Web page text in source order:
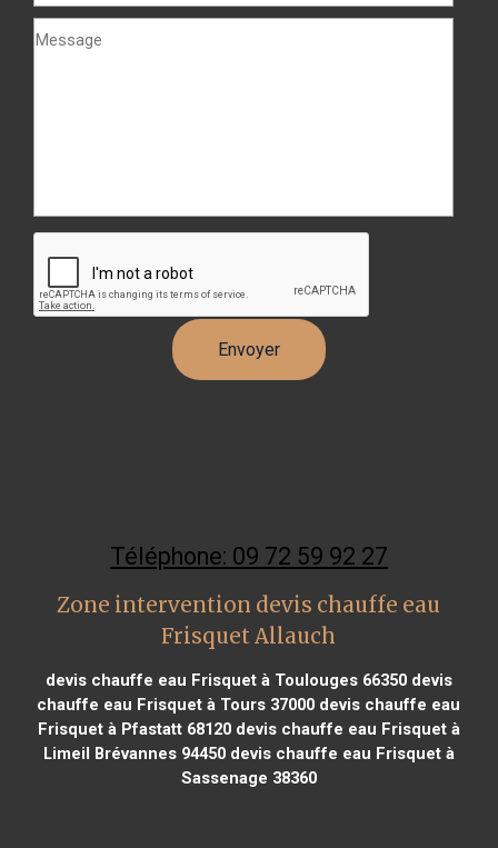
Téléphone: 09 72 59 92 27
Zone intervention devis chauffe eau
Frisquet Allauch
devis chauffe eau Frisquet à Toulouges 66350devis
chauffe eau Frisquet à Tours 37000 devis chauffe eau
Frisquet à Pfastatt 68120devis chauffe eau Frisquet à
Limeil Brévannes 94450devis chauffe eau Frisquet à
Sassenage 38360